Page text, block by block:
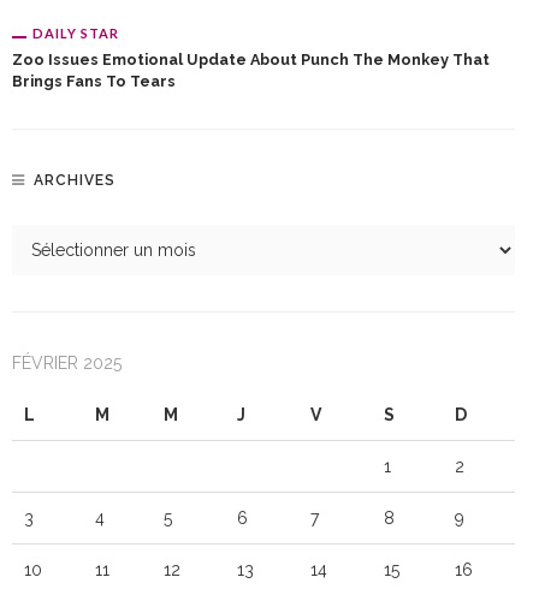
DAILY STAR
Zoo Issues Emotional Update About Punch The Monkey That
Brings Fans To Tears
ARCHIVES
FÉVRIER 2025
L M M J V S D
1 2
3 4 5 6 7 8 9
10 11 12 13 14 15 16